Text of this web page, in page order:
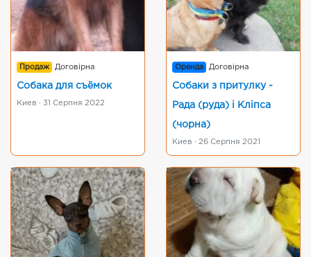
Продаж Договірна
Собака для съёмок
Киев · 31 Серпня 2022
Оренда Договірна
Собаки з притулку -
Рада (руда) і Кліпса
(чорна)
Киев · 26 Серпня 2021